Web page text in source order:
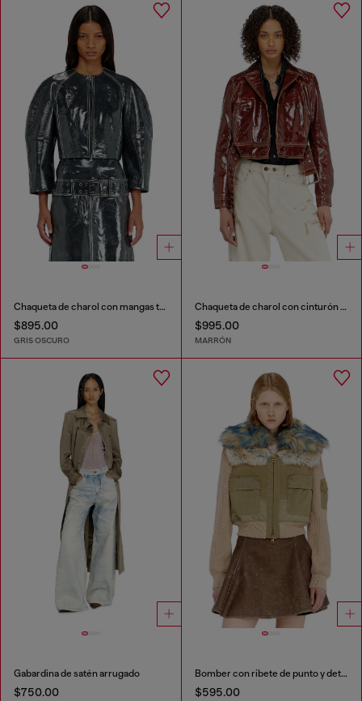
Chaqueta de charol con mangas tipo capullo
$895.00
GRIS OSCURO
Chaqueta de charol con cinturón ancho
$995.00
MARRÓN
Gabardina de satén arrugado
$750.00
Bomber con ribete de punto y detalles de felpa
$595.00